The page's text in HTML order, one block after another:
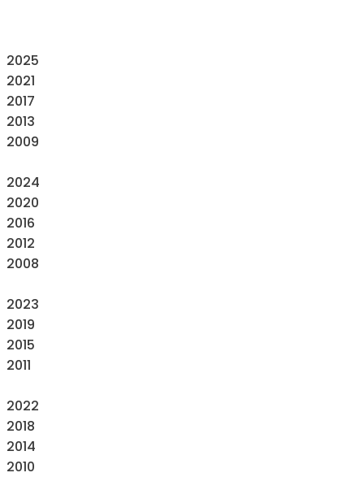
2025
2021
2017
2013
2009
2024
2020
2016
2012
2008
2023
2019
2015
2011
2022
2018
2014
2010